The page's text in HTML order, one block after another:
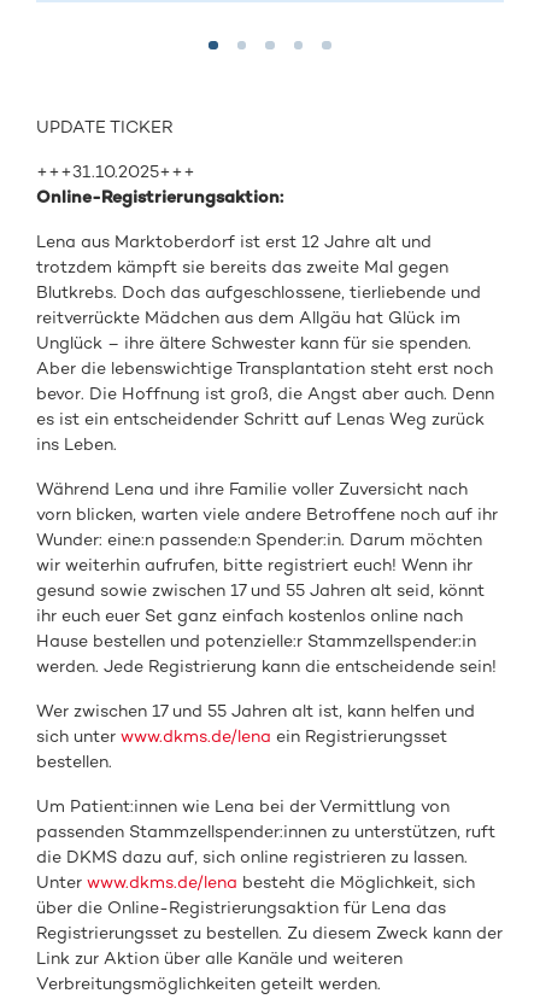
UPDATE TICKER
+++31.10.2025+++
Online-Registrierungsaktion:
Lena aus Marktoberdorf ist erst 12 Jahre alt und
trotzdem kämpft sie bereits das zweite Mal gegen
Blutkrebs. Doch das aufgeschlossene, tierliebende und
reitverrückte Mädchen aus dem Allgäu hat Glück im
Unglück – ihre ältere Schwester kann für sie spenden.
Aber die lebenswichtige Transplantation steht erst noch
bevor. Die Hoffnung ist groß, die Angst aber auch. Denn
es ist ein entscheidender Schritt auf Lenas Weg zurück
ins Leben.
Während Lena und ihre Familie voller Zuversicht nach
vorn blicken, warten viele andere Betroffene noch auf ihr
Wunder: eine:n passende:n Spender:in. Darum möchten
wir weiterhin aufrufen, bitte registriert euch! Wenn ihr
gesund sowie zwischen 17 und 55 Jahren alt seid, könnt
ihr euch euer Set ganz einfach kostenlos online nach
Hause bestellen und potenzielle:r Stammzellspender:in
werden. Jede Registrierung kann die entscheidende sein!
Wer zwischen 17 und 55 Jahren alt ist, kann helfen und
sich unterwww.dkms.de/lena ein Registrierungsset
bestellen.
Um Patient:innen wie Lena bei der Vermittlung von
passenden Stammzellspender:innen zu unterstützen, ruft
die DKMS dazu auf, sich online registrieren zu lassen.
Unterwww.dkms.de/lena besteht die Möglichkeit, sich
über die Online-Registrierungsaktion für Lena das
Registrierungsset zu bestellen. Zu diesem Zweck kann der
Link zur Aktion über alle Kanäle und weiteren
Verbreitungsmöglichkeiten geteilt werden.